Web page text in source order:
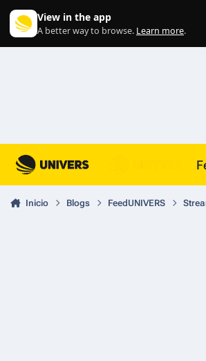
View in the app
A better way to browse. Learn more.
Inicio Blogs FeedUNIVERS